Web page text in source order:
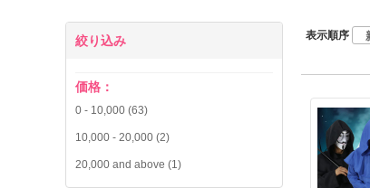
絞り込み
価格：
0 - 10,000 (63)
10,000 - 20,000 (2)
20,000 and above (1)
表示順序